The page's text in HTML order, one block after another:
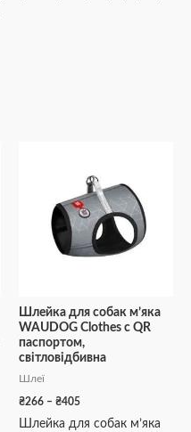
Шлейка для собак м’яка
WAUDOG Clothes c QR
паспортом,
світловідбивна
Шлеї
₴266 – ₴405
від
₴266
до
₴405
Шлейка для собак м’яка
має
кілька
варіантів.
вибрати
на